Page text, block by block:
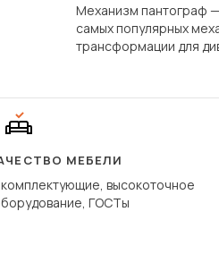
Механизм пантограф
самых популярных
трансформации для
сиденье не
дугообразной
МЕБЕЛИ
высокоточное
ГОСТы